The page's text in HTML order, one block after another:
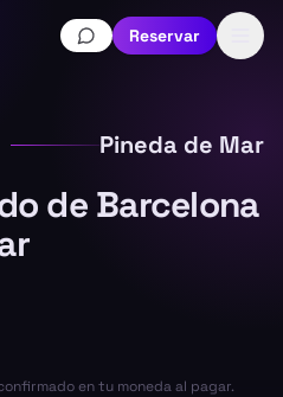
Reservar
Pineda de Mar
de Barcelona
en tu moneda al pagar.